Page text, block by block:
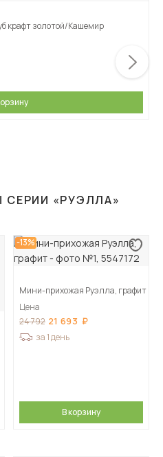
крафт золотой/Кашемир
СЕРИИ «РУЭЛЛА»
-13%
Мини-прихожая Руэлла, графит
Цена
24 792 21 693
за 1 день
В корзину